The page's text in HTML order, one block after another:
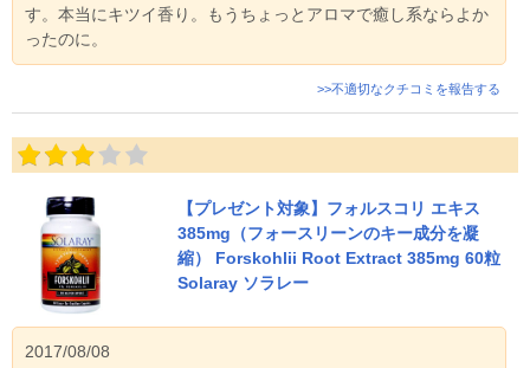
す。本当にキツイ香り。もうちょっとアロマで癒し系ならよか
ったのに。
>>不適切なクチコミを報告する
【プレゼント対象】フォルスコリ エキス
385mg（フォースリーンのキー成分を凝
縮） Forskohlii Root Extract 385mg 60粒
Solaray ソラレー
2017/08/08